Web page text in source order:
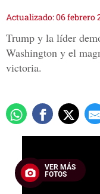
Actualizado: 06 febrero
Trump y la líder
Washington y el
victoria.
VER MÁS
FOTOS
of
1
minute,
20